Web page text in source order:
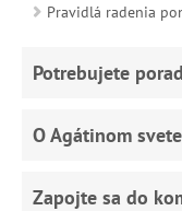
Pravidlá radenia
Potrebujete
O Agátinom svete
Zapojte sa do